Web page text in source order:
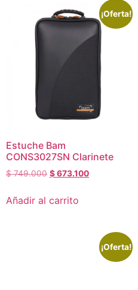
¡Oferta!
Estuche Bam
CONS3027SN Clarinete
$749.000 $673.100
Añadir al carrito
¡Oferta!